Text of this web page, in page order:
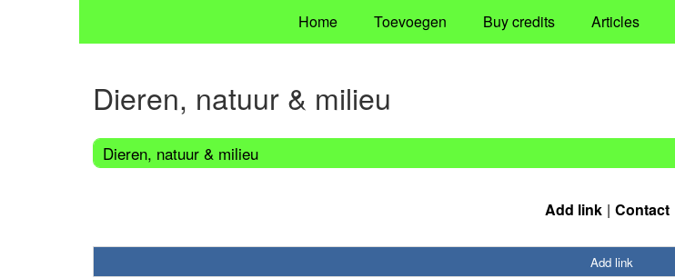
Home Toevoegen Buy credits Articles
Dieren, natuur & milieu
Dieren, natuur & milieu
Add link Contact
Add link